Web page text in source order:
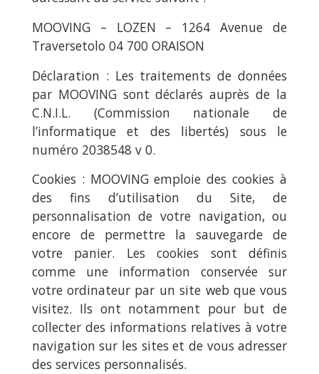
MOOVING – LOZEN – 1264 Avenue de
Traversetolo 04 700 ORAISON
Déclaration : Les traitements de données
par MOOVING sont déclarés auprès de la
C.N.I.L. (Commission nationale de
l’informatique et des libertés) sous le
numéro 2038548 v 0.
Cookies : MOOVING emploie des cookies à
des fins d’utilisation du Site, de
personnalisation de votre navigation, ou
encore de permettre la sauvegarde de
votre panier. Les cookies sont définis
comme une information conservée sur
votre ordinateur par un site web que vous
visitez. Ils ont notamment pour but de
collecter des informations relatives à votre
navigation sur les sites et de vous adresser
des services personnalisés.